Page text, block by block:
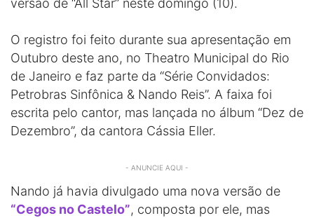
versão de “All Star” neste domingo (10).
O registro foi feito durante sua apresentação em
Outubro deste ano, no Theatro Municipal do Rio
de Janeiro e faz parte da “Série Convidados:
Petrobras Sinfônica & Nando Reis”. A faixa foi
escrita pelo cantor, mas lançada no álbum “Dez de
Dezembro”, da cantora Cássia Eller.
- ANUNCIE AQUI -
Nando já havia divulgado uma nova versão de
“Cegos no Castelo”, composta por ele, mas